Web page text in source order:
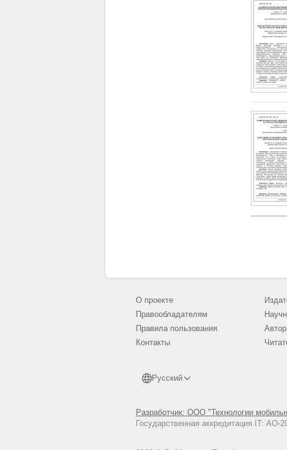
О проекте
Правообладателям
Правила пользования
Контакты
Русский
Разработчик: ООО "Технологии
Государственная аккредитация IT: